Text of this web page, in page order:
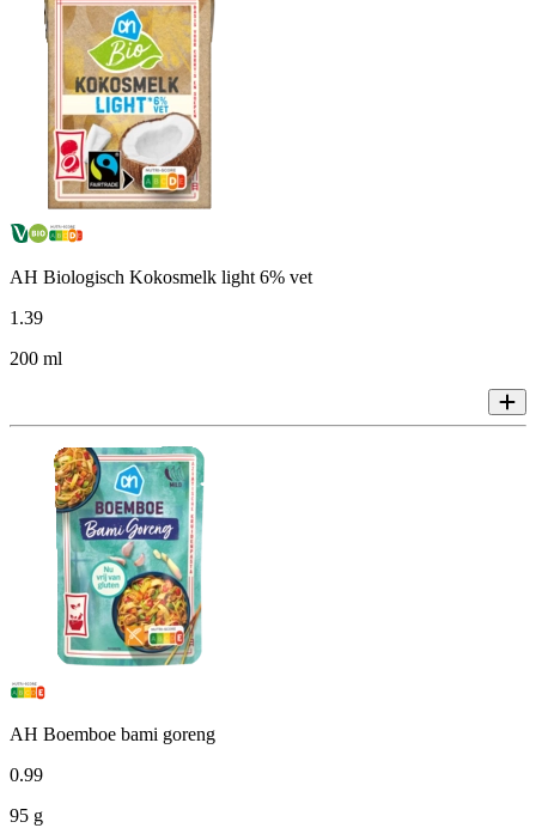
AH Biologisch Kokosmelk light 6% vet
1.39
200 ml
AH Boemboe bami goreng
0.99
95 g